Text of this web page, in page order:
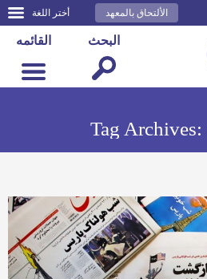
أختر اللغة الألتحاق بالمعهد
القائمه البحث
Tag Archives: